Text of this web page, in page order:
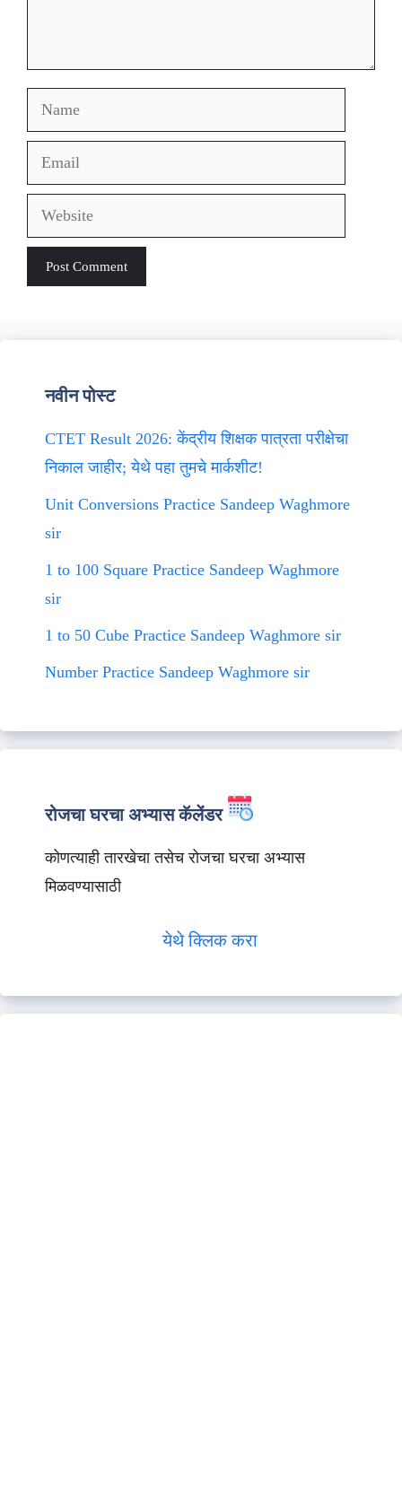
Name
Email
Website
नवीन पोस्ट
CTET Result 2026: केंद्रीय शिक्षक पात्रता परीक्षेचा
निकाल जाहीर; येथे पहा तुमचे मार्कशीट!
Unit Conversions Practice Sandeep Waghmore
sir
1 to 100 Square Practice Sandeep Waghmore
sir
1 to 50 Cube Practice Sandeep Waghmore sir
Number Practice Sandeep Waghmore sir
रोजचा घरचा अभ्यास कॅलेंडर
कोणत्याही तारखेचा तसेच रोजचा घरचा अभ्यास
मिळवण्यासाठी
येथे क्लिक करा